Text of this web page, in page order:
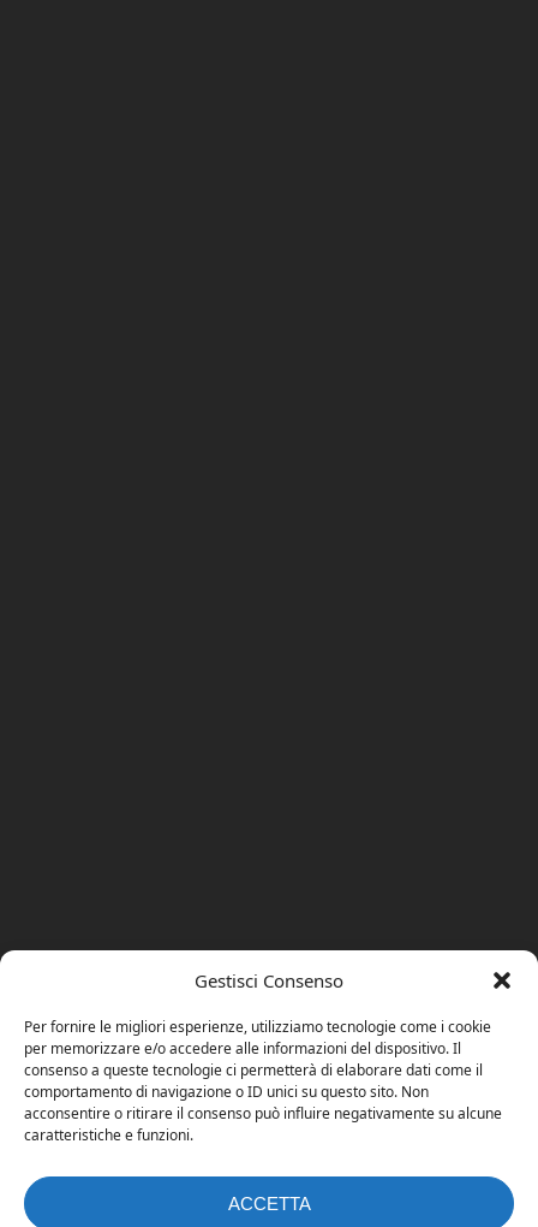
Gestisci Consenso
Per fornire le migliori esperienze, utilizziamo tecnologie come i cookie
per memorizzare e/o accedere alle informazioni del dispositivo. Il
consenso a queste tecnologie ci permetterà di elaborare dati come il
comportamento di navigazione o ID unici su questo sito. Non
acconsentire o ritirare il consenso può influire negativamente su alcune
caratteristiche e funzioni.
ACCETTA